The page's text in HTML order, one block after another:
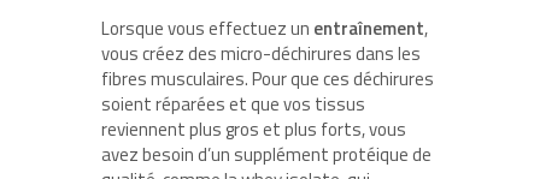
Lorsque vous effectuez un entraînement,
vous créez des micro-déchirures dans les
fibres musculaires. Pour que ces déchirures
soient réparées et que vos tissus
reviennent plus gros et plus forts, vous
avez besoin d’un supplément protéique de